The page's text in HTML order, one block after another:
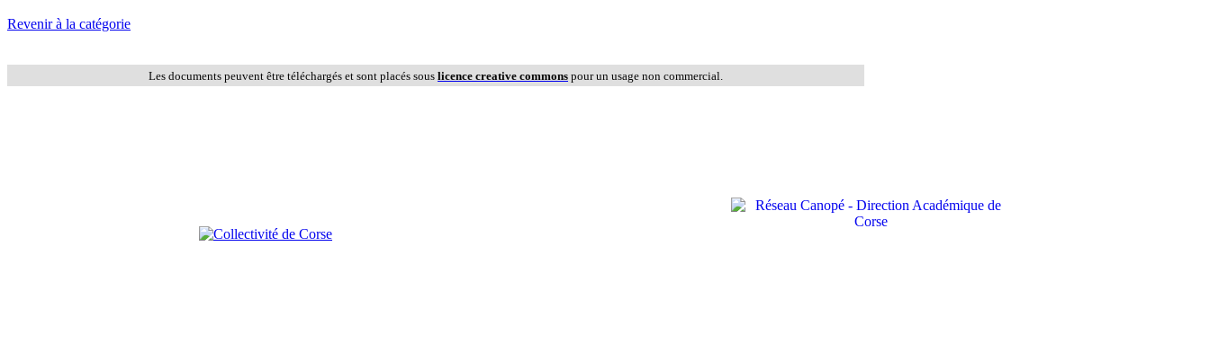
Revenir à la catégorie
Les documents peuvent être téléchargés et sont placés sous licence creative commons pour un usage non commercial.